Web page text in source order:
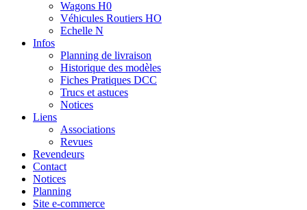
Wagons H0
Véhicules Routiers HO
Echelle N
Infos
Planning de livraison
Historique des modèles
Fiches Pratiques DCC
Trucs et astuces
Notices
Liens
Associations
Revues
Revendeurs
Contact
Notices
Planning
Site e-commerce